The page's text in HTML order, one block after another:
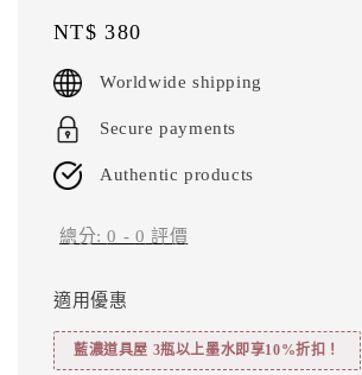
Regular
price
NT$ 380
Worldwide shipping
Secure payments
Authentic products
總分:0 - 0 評價
適用優惠
藍濃道具屋 3瓶以上墨水即享10%折扣！